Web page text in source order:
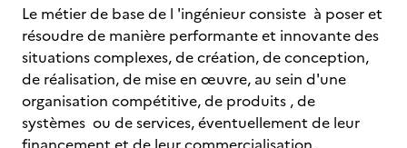
Le métier de base de l 'ingénieur consiste à poser et
résoudre de manière performante et innovante des
situations complexes, de création, de conception,
de réalisation, de mise en œuvre, au sein d'une
organisation compétitive, de produits , de
systèmes ou de services, éventuellement de leur